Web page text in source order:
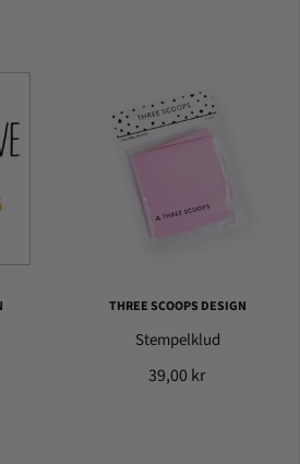
THREE SCOOPS DESIGN
Stempelklud
39,00 kr